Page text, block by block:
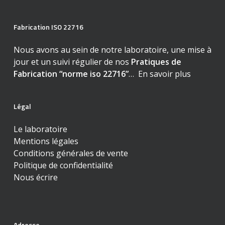
Fabrication ISO 22716
Nous avons au sein de notre laboratoire, une mise à
jour et un suivi régulier de nos Pratiques de
Fabrication “norme iso 22716”… En savoir plus
Légal
Le laboratoire
Mentions légales
Conditions générales de vente
Politique de confidentialité
Nous écrire